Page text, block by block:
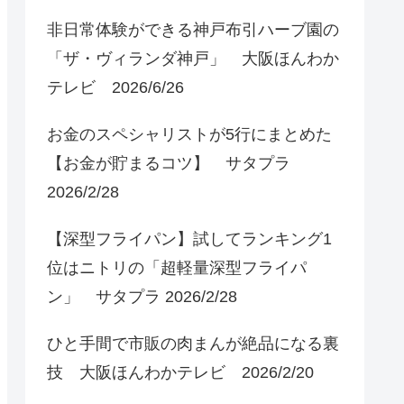
非日常体験ができる神戸布引ハーブ園の
「ザ・ヴィランダ神戸」 大阪ほんわか
テレビ 2026/6/26
お金のスペシャリストが5行にまとめた
【お金が貯まるコツ】 サタプラ
2026/2/28
【深型フライパン】試してランキング1
位はニトリの「超軽量深型フライパ
ン」 サタプラ 2026/2/28
ひと手間で市販の肉まんが絶品になる裏
技 大阪ほんわかテレビ 2026/2/20